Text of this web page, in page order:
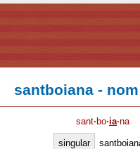
santboiana -
sant· bo·ia·na
singular